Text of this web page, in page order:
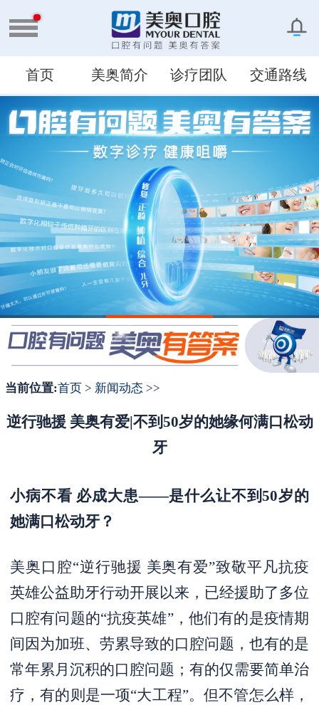
首页 美奥简介 诊疗团队 交通路线
1 2 3
当前位置:首页 > 新闻动态 >>
逆行驰援 美奥有爱|不到50岁的她缘何满口松动
牙
小病不看 必成大患——是什么让不到50岁的
她满口松动牙？
美奥口腔“逆行驰援 美奥有爱”致敬平凡抗疫
英雄公益助牙行动开展以来，已经援助了多位
口腔有问题的“抗疫英雄”，他们有的是疫情期
间因为加班、劳累导致的口腔问题，也有的是
常年累月沉积的口腔问题；有的仅需要简单治
疗，有的则是一项“大工程”。但不管怎么样，